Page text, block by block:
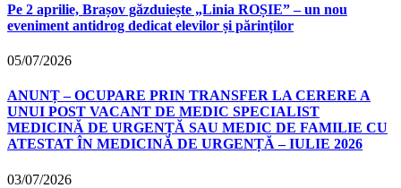
Pe 2 aprilie, Brașov găzduiește „Linia ROȘIE” – un nou
eveniment antidrog dedicat elevilor și părinților
05/07/2026
ANUNȚ – OCUPARE PRIN TRANSFER LA CERERE A
UNUI POST VACANT DE MEDIC SPECIALIST
MEDICINĂ DE URGENȚĂ SAU MEDIC DE FAMILIE CU
ATESTAT ÎN MEDICINĂ DE URGENȚĂ – IULIE 2026
03/07/2026